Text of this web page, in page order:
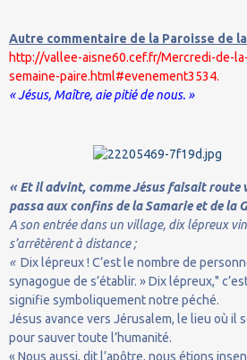
Autre commentaire de la Paroisse de la
http://vallee-aisne60.cef.fr/Mercredi-de-
semaine-paire.html#evenement3534.
« Jésus, Maître, aie pitié de nous. »
« Et il advint, comme Jésus faisait route
passa aux confins de la Samarie et de la
A son entrée dans un village, dix lépreux
s’arrêtèrent à distance ;
« Dix lépreux ! C’est le nombre de
synagogue de s’établir. » Dix lépreux,"
signifie symboliquement notre péché.
Jésus avance vers Jérusalem, le lieu où il
pour sauver toute l’humanité.
« Nous aussi, dit l’apôtre, nous étions